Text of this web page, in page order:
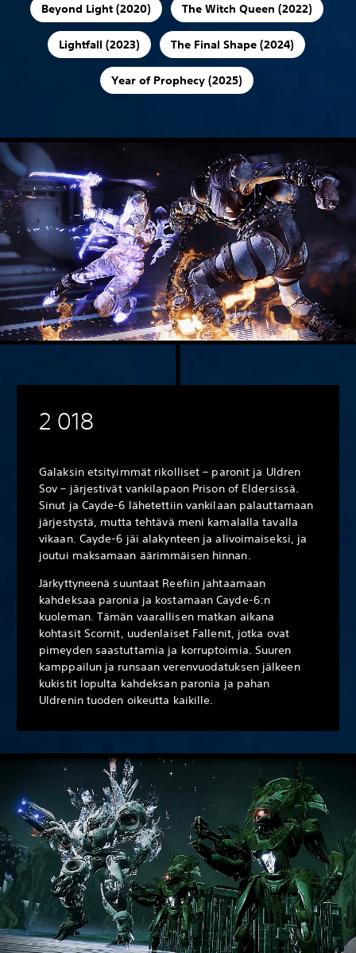
Beyond Light (2020) The Witch Queen (2022)
Lightfall (2023) The Final Shape (2024)
Year of Prophecy (2025)
2 018
Galaksin etsityimmät rikolliset – paronit ja Uldren
Sov – järjestivät vankilapaon Prison of Eldersissä.
Sinut ja Cayde-6 lähetettiin vankilaan palauttamaan
järjestystä, mutta tehtävä meni kamalalla tavalla
vikaan. Cayde-6 jäi alakynteen ja alivoimaiseksi, ja
joutui maksamaan äärimmäisen hinnan.
Järkyttyneenä suuntaat Reefiin jahtaamaan
kahdeksaa paronia ja kostamaan Cayde-6:n
kuoleman. Tämän vaarallisen matkan aikana
kohtasit Scornit, uudenlaiset Fallenit, jotka ovat
pimeyden saastuttamia ja korruptoimia. Suuren
kamppailun ja runsaan verenvuodatuksen jälkeen
kukistit lopulta kahdeksan paronia ja pahan
Uldrenin tuoden oikeutta kaikille.